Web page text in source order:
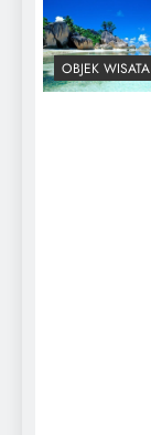
OBJEK WISATA